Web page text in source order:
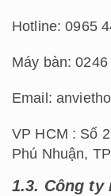
Hotline: 0965
Máy bàn:
Email:
VP HCM : Số
Phú Nhuận,
1.3. Công ty